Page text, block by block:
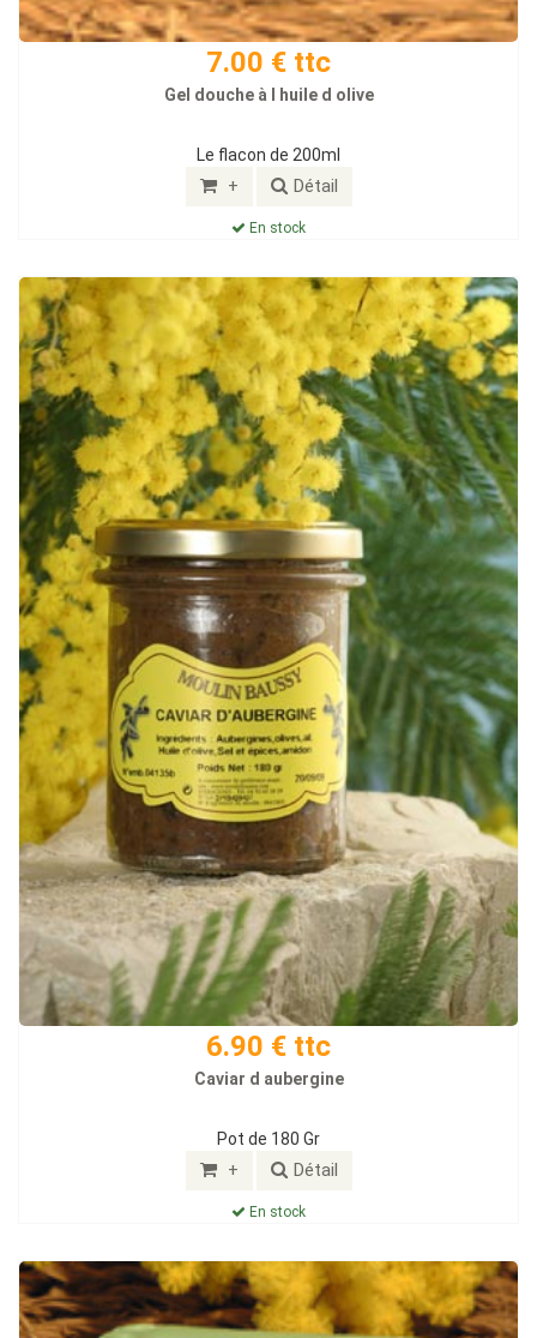
7.00 € ttc
Gel douche à l huile d olive
Le flacon de 200ml
+ Détail
En stock
6.90 € ttc
Caviar d aubergine
Pot de 180 Gr
+ Détail
En stock